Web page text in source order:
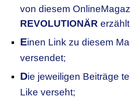
von diesem
REVOLUTIONÄR
Einen Link zu diesem
versendet;
Die jeweiligen Beiträge
Like verseht;